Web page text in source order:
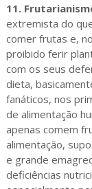
11.
extremista do
comer frutas e,
proibido ferir
com os seus
dieta,
fanáticos, nos
de alimentação
apenas comem
alimentação,
e grande
deficiências